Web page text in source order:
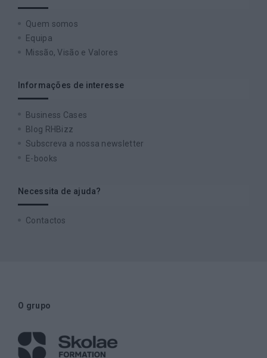
Quem somos
Equipa
Missão, Visão e Valores
Informações de interesse
Business Cases
Blog RHBizz
Subscreva a nossa newsletter
E-books
Necessita de ajuda?
Contactos
O grupo